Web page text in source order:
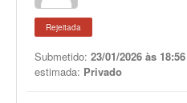
Rejeitada
Submetido: 23/01/2026 às 18:56
estimada: Privado